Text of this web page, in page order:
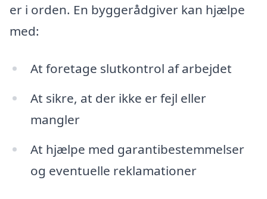
er i orden. En byggerådgiver kan hjælpe
med:
At foretage slutkontrol af arbejdet
At sikre, at der ikke er fejl eller
mangler
At hjælpe med garantibestemmelser
og eventuelle reklamationer